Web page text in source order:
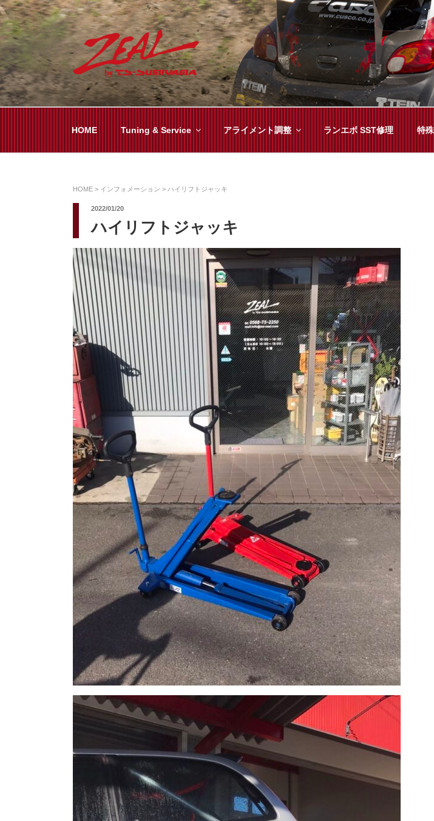
コ
ン
テ
ン
ツ
へ
ス
ZEAL BY TS-SUMIYAMA
オイル交換や車検といった日常メンテから各種チューニングまで、車に関するこ
HOME Tuning & Service アライメント調整 ランエボ SST修理 特
HOME > インフォメーション > ハイリフトジャッキ
2022/01/20
ハイリフトジャッキ